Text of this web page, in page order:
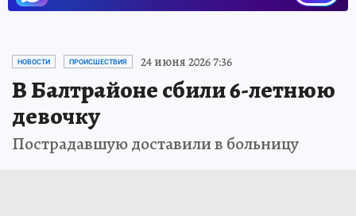
НОВОСТИ ПРОИСШЕСТВИЯ 24 июня 2026 7:36
В Балтрайоне сбили 6-летнюю
девочку
Пострадавшую доставили в больницу